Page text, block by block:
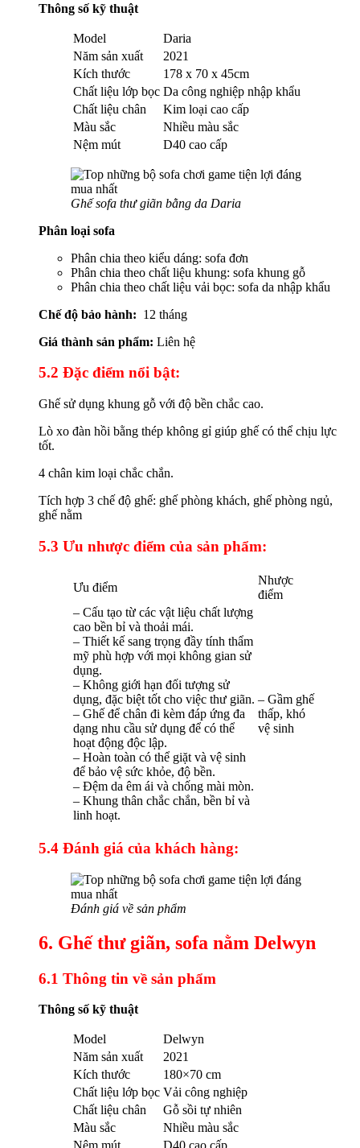
Thông số kỹ thuật
Model
Daria
Năm sản xuất
2021
Kích thước
178 x 70 x 45cm
Chất liệu lớp bọc Da công nghiệp nhập khẩu
Chất liệu chân
Kim loại cao cấp
Màu sắc
Nhiều màu sắc
Nệm mút
D40 cao cấp
Ghế sofa thư giãn bằng da Daria
Phân loại sofa
Phân chia theo kiểu dáng: sofa đơn
Phân chia theo chất liệu khung: sofa khung gỗ
Phân chia theo chất liệu vải bọc: sofa da nhập khẩu
Chế độ bảo hành: 12 tháng
Giá thành sản phẩm: Liên hệ
5.2 Đặc điểm nổi bật:
Ghế sử dụng khung gỗ với độ bền chắc cao.
Lò xo đàn hồi bằng thép không gỉ giúp ghế có thể chịu lực
tốt.
4 chân kim loại chắc chắn.
Tích hợp 3 chế độ ghế: ghế phòng khách, ghế phòng ngủ,
ghế nằm
5.3 Ưu nhược điểm của sản phẩm:
Ưu điểm
Nhược
điểm
– Cấu tạo từ các vật liệu chất lượng
cao bền bỉ và thoải mái.
– Thiết kế sang trọng đầy tính thẩm
mỹ phù hợp với mọi không gian sử
dụng.
– Không giới hạn đối tượng sử
dụng, đặc biệt tốt cho việc thư giãn.
– Ghế để chân đi kèm đáp ứng đa
dạng nhu cầu sử dụng để có thể
hoạt động độc lập.
– Hoàn toàn có thể giặt và vệ sinh
để bảo vệ sức khỏe, độ bền.
– Đệm da êm ái và chống mài mòn.
– Khung thân chắc chắn, bền bỉ và
linh hoạt.
– Gầm ghế
thấp, khó
vệ sinh
5.4 Đánh giá của khách hàng:
Đánh giá về sản phẩm
6. Ghế thư giãn, sofa nằm Delwyn
6.1 Thông tin về sản phẩm
Thông số kỹ thuật
Model
Delwyn
Năm sản xuất
2021
Kích thước
180×70 cm
Chất liệu lớp bọc Vải công nghiệp
Chất liệu chân
Gỗ sồi tự nhiên
Màu sắc
Nhiều màu sắc